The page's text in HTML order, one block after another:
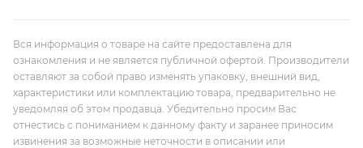
Вся информация о товаре на сайте предоставлена для
ознакомления и не является публичной офертой. Производители
оставляют за собой право изменять упаковку, внешний вид,
характеристики или комплектацию товара, предварительно не
уведомляя об этом продавца. Убедительно просим Вас
отнестись с пониманием к данному факту и заранее приносим
извинения за возможные неточности в описании или